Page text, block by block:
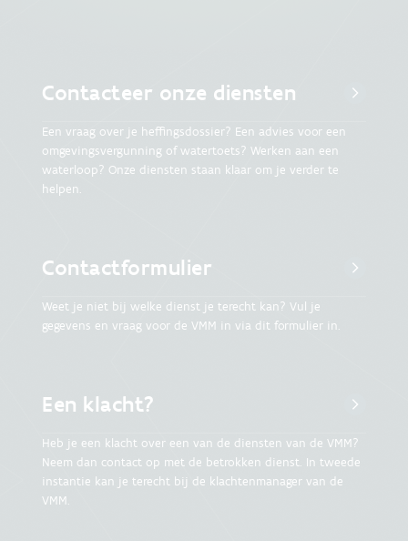
Contacteer onze diensten
Een vraag over je heffingsdossier? Een advies voor een
omgevingsvergunning of watertoets? Werken aan een
waterloop? Onze diensten staan klaar om je verder te
helpen.
Contactformulier
Weet je niet bij welke dienst je terecht kan? Vul je
gegevens en vraag voor de VMM in via dit formulier in.
Een klacht?
Heb je een klacht over een van de diensten van de VMM?
Neem dan contact op met de betrokken dienst. In tweede
instantie kan je terecht bij de klachtenmanager van de
VMM.